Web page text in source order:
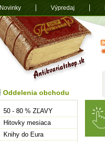
Oddelenia obchodu
50 - 80 % ZĽAVY
Hitovky mesiaca
Knihy do Eura
Novinky Výpredaj